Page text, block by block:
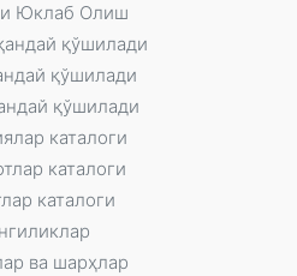
Юклаб Олиш
қўшилади
қўшилади
қўшилади
каталоги
каталоги
каталоги
ва шарҳлар